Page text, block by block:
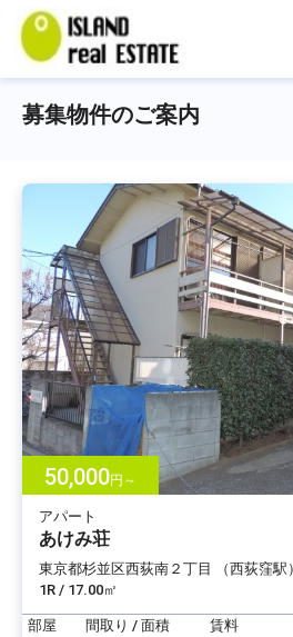
募集物件のご案内
50,000円～
アパート
あけみ荘
東京都杉並区西荻南２丁目 （西荻窪駅）
1R / 17.00㎡
部屋 間取り / 面積 賃料